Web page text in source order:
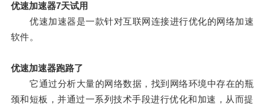
优速加速器7天试用
优速加速器是一款针对互联网连接进行优化的网络加速
软件。
优速加速器跑路了
它通过分析大量的网络数据，找到网络环境中存在的瓶
颈和短板，并通过一系列技术手段进行优化和加速，从而提